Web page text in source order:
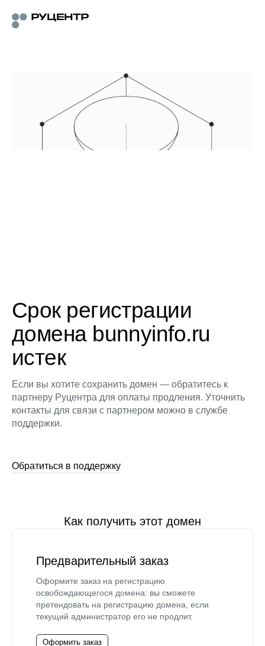
Срок регистрации
домена bunnyinfo.ru
истек
Если вы хотите сохранить домен — обратитесь к
партнеру Руцентра для оплаты продления. Уточнить
контакты для связи с партнером можно в службе
поддержки.
Обратиться в поддержку
Как получить этот домен
Предварительный заказ
Оформите заказ на регистрацию
освобождающегося домена: вы сможете
претендовать на регистрацию домена, если
текущий администратор его не продлит.
Оформить заказ